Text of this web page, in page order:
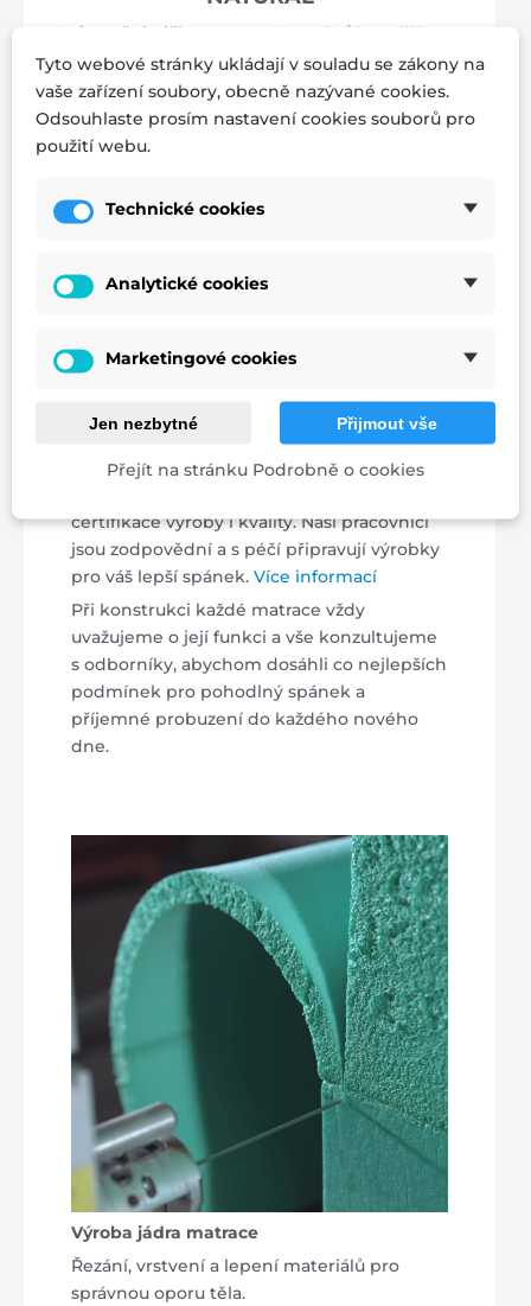
Orientační výška matrace:
8 cm (může se lišit
podle typu potahové látky)
Česká rodinná výroba
Při výrobě našich matrací spoléháme na
ověřené dodavatele materiálů a
preferujeme české výrobce. Nikdy
certifikace výroby i kvality. Naši pracovníci
jsou zodpovědní a s péčí připravují výrobky
pro váš lepší spánek. Více informací
Při konstrukci každé matrace vždy
uvažujeme o její funkci a vše konzultujeme
s odborníky, abychom dosáhli co nejlepších
podmínek pro pohodlný spánek a
příjemné probuzení do každého nového
dne.
Výroba jádra matrace
Řezání, vrstvení a lepení materiálů pro
správnou oporu těla.
Tyto webové stránky ukládají v souladu se zákony na
vaše zařízení soubory, obecně nazývané cookies.
Odsouhlaste prosím nastavení cookies souborů pro
použití webu.
Technické cookies
Analytické cookies
Marketingové cookies
Jen nezbytné Přijmout vše
Přejít na stránku Podrobně o cookies